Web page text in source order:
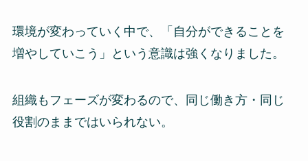
環境が変わっていく中で、「自分ができることを
増やしていこう」という意識は強くなりました。
組織もフェーズが変わるので、同じ働き方・同じ
役割のままではいられない。